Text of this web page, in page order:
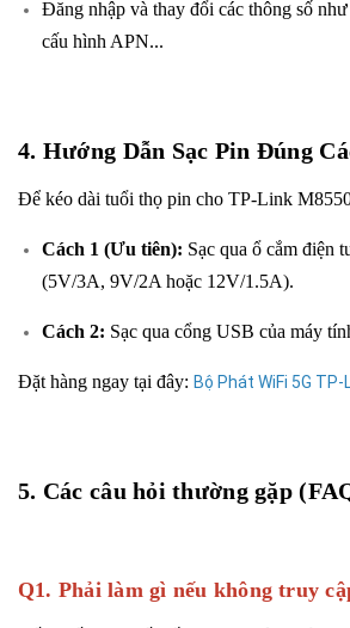
Đăng nhập và thay đổi các thông số
cấu hình APN...
4. Hướng Dẫn Sạc Pin Đúng
Để kéo dài tuổi thọ pin cho TP-Link
Cách 1 (Ưu tiên): Sạc qua ổ cắm điện
(5V/3A, 9V/2A hoặc 12V/1.5A).
Cách 2: Sạc qua cổng USB của máy
Đặt hàng ngay tại đây: Bộ Phát WiFi 5G
5. Các câu hỏi thường gặp
Q1. Phải làm gì nếu không truy